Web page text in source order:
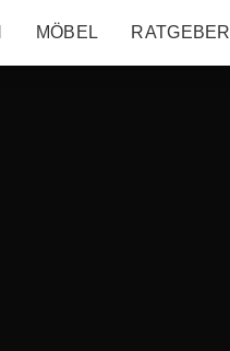
MÖBEL RATGEBER